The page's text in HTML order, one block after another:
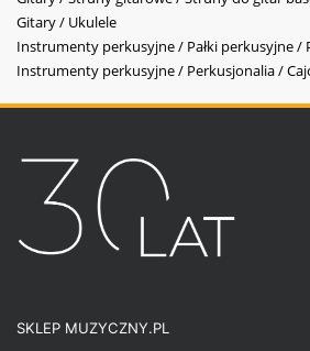
Gitary / Ukulele
Instrumenty perkusyjne / Pałki perkusyjne /
Instrumenty perkusyjne / Perkusjonalia /
SKLEP MUZYCZNY.PL